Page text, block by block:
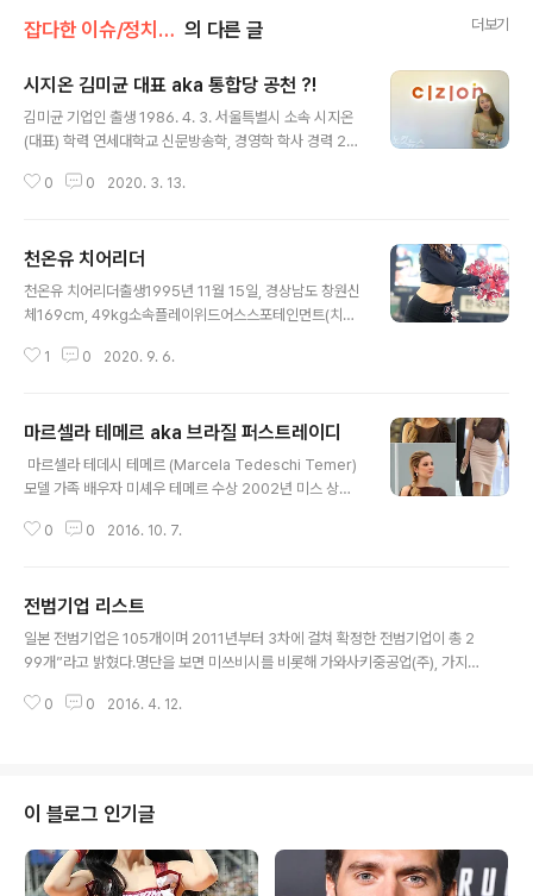
잡다한 이슈/정치나 경제 의 다른 글 더보기
시지온 김미균 대표 aka 통합당 공천 ?!
김미균 기업인 출생 1986. 4. 3. 서울특별시 소속 시지온
(대표) 학력 연세대학교 신문방송학, 경영학 학사 경력 20
미균 대표 문빠논란에 다시 공천 취소 사업하면 두루두루
0 0 2020. 3. 13.
천온유 치어리더
천온유 치어리더출생1995년 11월 15일, 경상남도 창원신
체169cm, 49kg소속플레이위드어스스포테인먼트(치어
C 서울 응원단 치어리더2018.03~ 두산 베어스 응원단
1 0 2020. 9. 6.
마르셀라 테메르 aka 브라질 퍼스트레이디
​​​​​​​​ 마르셀라 테데시 테메르 (Marcela Tedeschi Temer)
모델 가족 배우자 미셰우 테메르 수상 2002년 미스 상파
마르셀라 테메르(Marcela Tedeschi Temer) 출생: 19
파울루 2위, 2002 미스 캄피나스 1위 올해 33살일려나
요?? ​​​
0 0 2016. 10. 7.
전범기업 리스트
일본 전범기업은 105개이며 2011년부터 3차에 걸쳐 확정한 전범기업이 총 2
99개”라고 밝혔다.명단을 보면 미쓰비시를 비롯해 가와사키중공업(주), 가지마
아래는 그 명단이다. △고쟈크교통(주) △(주)교산제작소 △(주)구리모토철공
니어링(주) △NS유나이티드해운(주) △가네마쓰닛산농림(주) △가스가광산
(주) △가와사미기선(주) △가와사키운송(주) △가와사키중공업(주) △가지마
건설(주) △가타야마..
0 0 2016. 4. 12.
이 블로그 인기글